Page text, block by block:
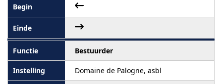
Bestuurder
Domaine de Palogne, asbl